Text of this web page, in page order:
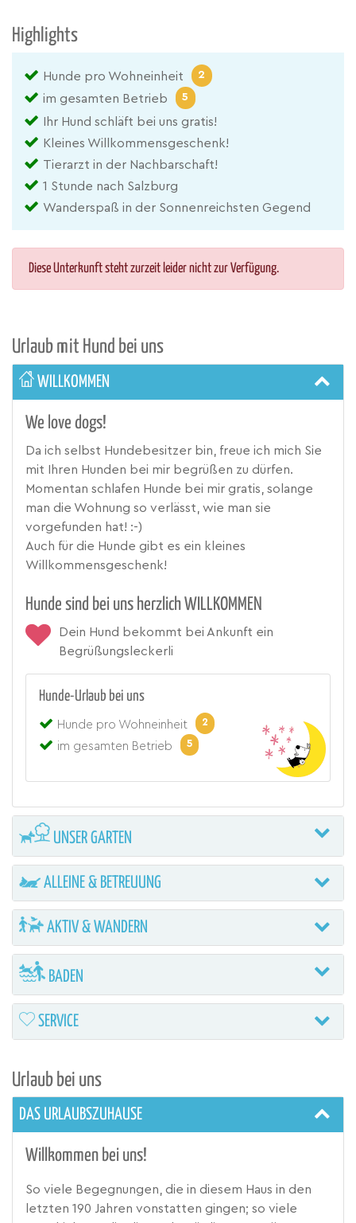
Highlights
Hunde pro Wohneinheit 2
im gesamten Betrieb 5
Ihr Hund schläft bei uns gratis!
Kleines Willkommensgeschenk!
Tierarzt in der Nachbarschaft!
1 Stunde nach Salzburg
Wanderspaß in der Sonnenreichsten Gegend
Diese Unterkunft steht zurzeit leider nicht zur Verfügung.
Urlaub mit Hund bei uns
WILLKOMMEN
We love dogs!
Da ich selbst Hundebesitzer bin, freue ich mich Sie
mit Ihren Hunden bei mir begrüßen zu dürfen.
Momentan schlafen Hunde bei mir gratis, solange
man die Wohnung so verlässt, wie man sie
vorgefunden hat! :-)
Auch für die Hunde gibt es ein kleines
Willkommensgeschenk!
Hunde sind bei uns herzlich WILLKOMMEN
Dein Hund bekommt bei Ankunft ein
Begrüßungsleckerli
Hunde-Urlaub bei uns
Hunde pro Wohneinheit 2
im gesamten Betrieb 5
UNSER GARTEN
ALLEINE & BETREUUNG
AKTIV & WANDERN
BADEN
SERVICE
Urlaub bei uns
DAS URLAUBSZUHAUSE
Willkommen bei uns!
So viele Begegnungen, die in diesem Haus in den
letzten 190 Jahren vonstatten gingen; so viele